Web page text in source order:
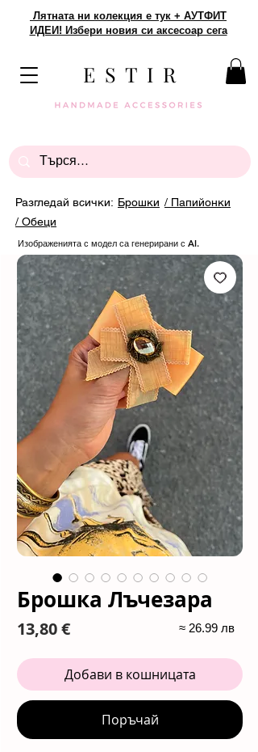
Лятната ни колекция е тук + АУТФИТ
ИДЕИ! Избери новия си аксесоар сега
E S T I R
Разгледай всички: Брошки / Папийонки
/ Обеци
Изображенията с модел са генерирани с AI.
Брошка Лъчезара
13,80 €Цена
Добави в кошницата
Поръчай
≈ 26.99 лв